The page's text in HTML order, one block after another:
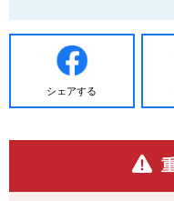
シェアする